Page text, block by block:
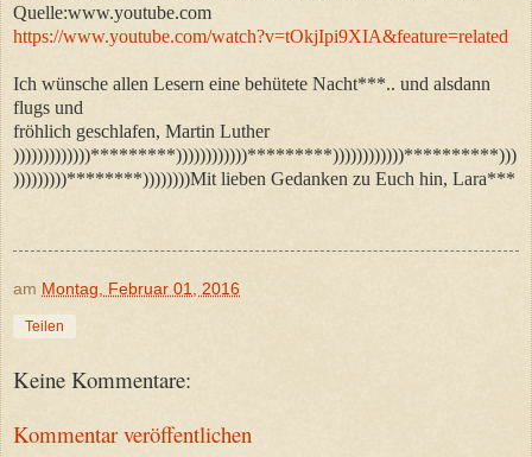
Quelle:www.youtube.com
https://www.youtube.com/watch?v=tOkjIpi9XIA&feature=related
Ich wünsche allen Lesern eine behütete Nacht***.. und alsdann
flugs und
fröhlich geschlafen, Martin Luther
)))))))))))))*********))))))))))))*********))))))))))))**********)))
)))))))))********))))))))Mit lieben Gedanken zu Euch hin, Lara***
am Montag, Februar 01, 2016
Teilen
Keine Kommentare:
Kommentar veröffentlichen